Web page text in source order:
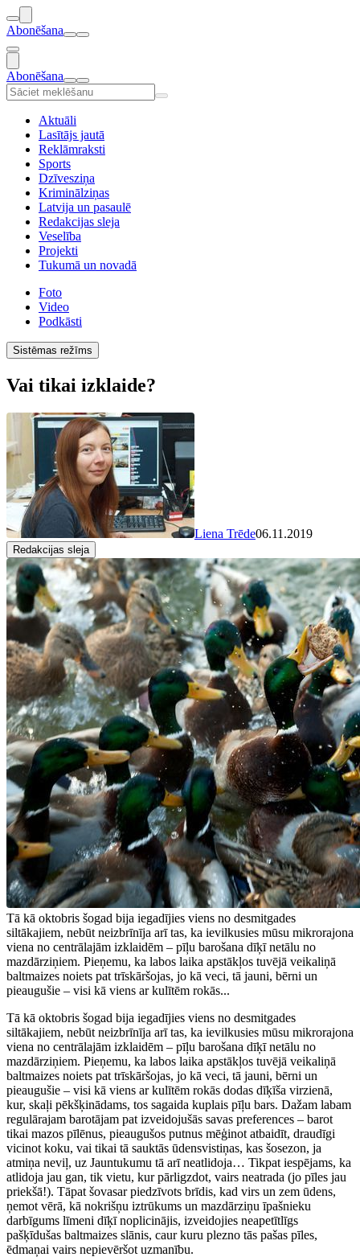
Abonēšana
Abonēšana
Aktuāli
Lasītājs jautā
Reklāmraksti
Sports
Dzīvesziņa
Kriminālziņas
Latvija un pasaulē
Redakcijas sleja
Veselība
Projekti
Tukumā un novadā
Foto
Video
Podkāsti
Sistēmas režīms
Vai tikai izklaide?
Liena Trēde06.11.2019
Redakcijas sleja
Tā kā oktobris šogad bija iegadījies viens no desmitgades
siltākajiem, nebūt neizbrīnīja arī tas, ka ievilkusies mūsu mikrorajona
viena no centrālajām izklaidēm – pīļu barošana dīķī netālu no
mazdārziņiem. Pieņemu, ka labos laika apstākļos tuvējā veikaliņā
baltmaizes noiets pat trīskāršojas, jo kā veci, tā jauni, bērni un
pieaugušie – visi kā viens ar kulītēm rokās...
Tā kā oktobris šogad bija iegadījies viens no desmitgades
siltākajiem, nebūt neizbrīnīja arī tas, ka ievilkusies mūsu mikrorajona
viena no centrālajām izklaidēm – pīļu barošana dīķī netālu no
mazdārziņiem. Pieņemu, ka labos laika apstākļos tuvējā veikaliņā
baltmaizes noiets pat trīskāršojas, jo kā veci, tā jauni, bērni un
pieaugušie – visi kā viens ar kulītēm rokās dodas dīķīša virzienā,
kur, skaļi pēkšķinādams, tos sagaida kuplais pīļu bars. Dažam labam
regulārajam barotājam pat izveidojušās savas preferences – barot
tikai mazos pīlēnus, pieaugušos putnus mēģinot atbaidīt, draudīgi
vicinot koku, vai tikai tā sauktās ūdensvistiņas, kas šosezon, ja
atmiņa neviļ, uz Jauntukumu tā arī neatlidoja… Tikpat iespējams, ka
atlidoja jau gan, tik vietu, kur pārligzdot, vairs neatrada (jo pīles jau
priekšā!). Tāpat šovasar piedzīvots brīdis, kad virs un zem ūdens,
ņemot vērā, kā nokrišņu iztrūkums un mazdārziņu īpašnieku
darbīgums līmeni dīķī noplicinājis, izveidojies neapetītlīgs
pašķīdušas baltmaizes slānis, caur kuru plezno tās pašas pīles,
ēdmaņai vairs nepievēršot uzmanību.